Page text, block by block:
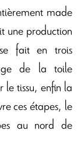
made
une production
fait en trois
de la toile
le tissu, enfin la
ces étapes, le
au nord de